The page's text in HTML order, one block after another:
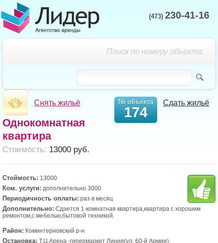
(473) 230-41-16
Поиск по номеру объекта:
Снять жильё Сдать жильё
№ объекта
174
Однокомнатная
квартира
Cтоимость: 13000 руб.
Стоймость: 13000
Ком. услуги: дополнительно 3000
Периодичность оплаты: раз в месяц
Дополнительно: Сдается 1-комнатная квартира,квартира с хорошим
ремонтом,с мебелью,бытовой техникой.
Район: Коминтерновский р-н
Остановка: Т.Ц Арена -гипермаркет Линия(ул. 60-й Армии).